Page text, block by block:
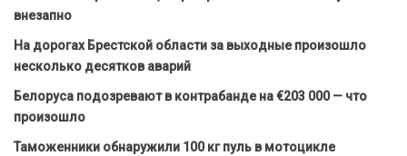
внезапно
На дорогах Брестской области за выходные произошло
несколько десятков аварий
Белоруса подозревают в контрабанде на €203 000 — что
произошло
Таможенники обнаружили 100 кг пуль в мотоцикле